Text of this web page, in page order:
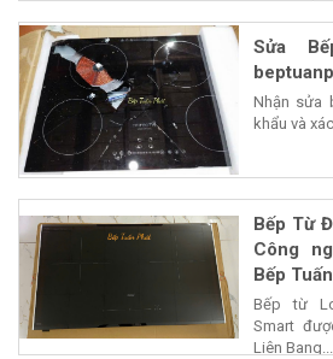
Sửa
Nhận sửa
khẩu và
Bếp Từ
Công
Bếp
Bếp từ
Smart
Liên Bang...